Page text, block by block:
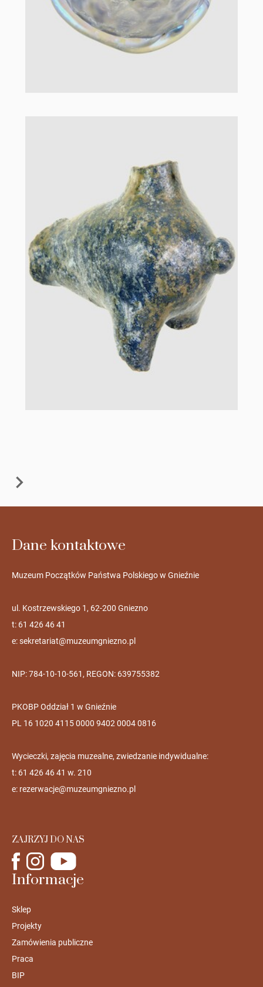
Dane kontaktowe
Muzeum Początków Państwa Polskiego w Gnieźnie
ul. Kostrzewskiego 1, 62-200 Gniezno
t: 61 426 46 41
e:sekretariat@muzeumgniezno.pl
NIP: 784-10-10-561, REGON: 639755382
PKOBP Oddział 1 w Gnieźnie
PL 16 1020 4115 0000 9402 0004 0816
Wycieczki, zajęcia muzealne, zwiedzanie indywidualne:
t: 61 426 46 41 w. 210
e: rezerwacje@muzeumgniezno.pl
ZAJRZYJ DO NAS
Informacje
Sklep
Projekty
Zamówienia publiczne
Praca
BIP